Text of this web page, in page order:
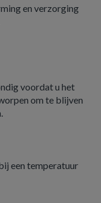
en verzorging
voordat u het
om te blijven
een temperatuur